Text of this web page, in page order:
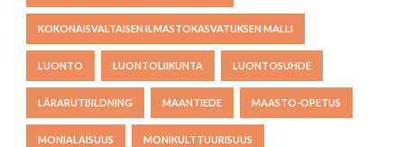
KOKONAISVALTAISEN ILMASTOKASVATUKSEN MALLI
LUONTO LUONTOLIIKUNTA LUONTOSUHDE
LÄRARUTBILDNING MAANTIEDE MAASTO-OPETUS
MONIALAISUUS MONIKULTTUURISUUS